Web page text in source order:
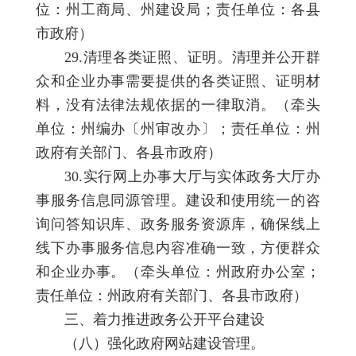
位：州工商局、州建设局；责任单位：各县
市政府）
29.清理各类证照、证明。清理并公开群
众和企业办事需要提供的各类证照、证明材
料，没有法律法规依据的一律取消。（牵头
单位：州编办〔州审改办〕；责任单位：州
政府有关部门、各县市政府）
30.实行网上办事大厅与实体政务大厅办
事服务信息同源管理。建设和使用统一的咨
询问答知识库、政务服务资源库，确保线上
线下办事服务信息内容准确一致，方便群众
和企业办事。（牵头单位：州政府办公室；
责任单位：州政府有关部门、各县市政府）
三、着力推进政务公开平台建设
（八）强化政府网站建设管理。